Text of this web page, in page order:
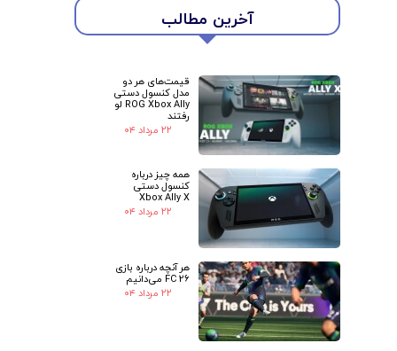
★
آخرین مطالب
قیمت‌های هر دو
مدل کنسول دستی
ROG Xbox Ally لو
رفتند
۲۲ مرداد ۰۴
همه چیز درباره
کنسول دستی
Xbox Ally X
۲۲ مرداد ۰۴
هر آنچه درباره بازی
FC 26 می‌دانیم
۲۲ مرداد ۰۴